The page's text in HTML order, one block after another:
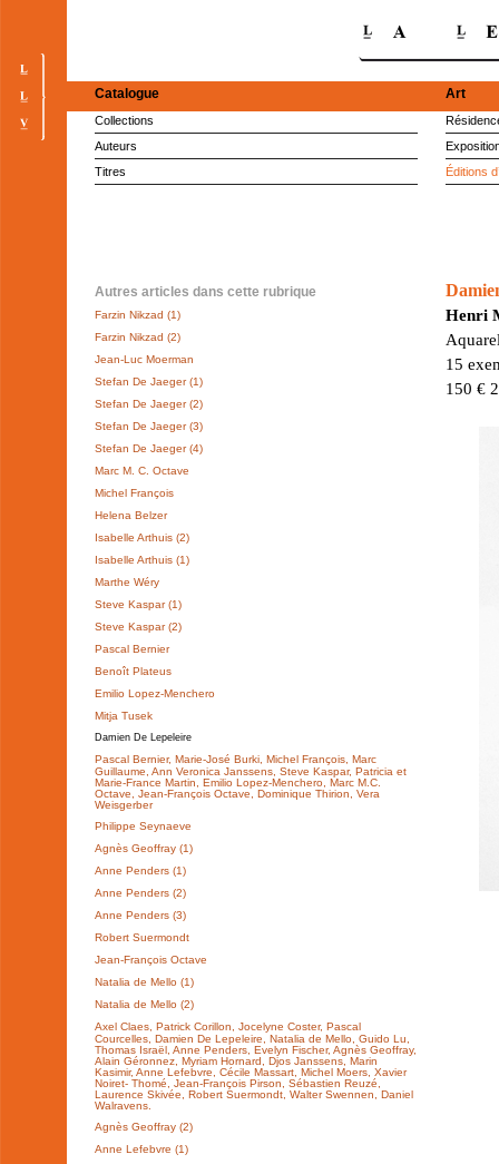
Catalogue
Collections
Auteurs
Titres
Art
Éditions
Autres articles dans cette rubrique
Farzin Nikzad (1)
Farzin Nikzad (2)
Jean-Luc Moerman
Stefan De Jaeger (1)
Stefan De Jaeger (2)
Stefan De Jaeger (3)
Stefan De Jaeger (4)
Marc M. C. Octave
Michel François
Helena Belzer
Isabelle Arthuis (2)
Isabelle Arthuis (1)
Marthe Wéry
Steve Kaspar (1)
Steve Kaspar (2)
Pascal Bernier
Benoît Plateus
Emilio Lopez-Menchero
Mitja Tusek
Damien De Lepeleire
Pascal Bernier, Marie-José Burki, Michel François, Marc
Guillaume, Ann Veronica Janssens, Steve Kaspar, Patricia et
Marie-France Martin, Emilio Lopez-Menchero, Marc M.C.
Octave, Jean-François Octave, Dominique Thirion, Vera
Weisgerber
Philippe Seynaeve
Agnès Geoffray (1)
Anne Penders (1)
Anne Penders (2)
Anne Penders (3)
Robert Suermondt
Jean-François Octave
Natalia de Mello (1)
Natalia de Mello (2)
Axel Claes, Patrick Corillon, Jocelyne Coster, Pascal
Courcelles, Damien De Lepeleire, Natalia de Mello, Guido Lu,
Thomas Israël, Anne Penders, Evelyn Fischer, Agnès Geoffray,
Alain Géronnez, Myriam Hornard, Djos Janssens, Marin
Kasimir, Anne Lefebvre, Cécile Massart, Michel Moers, Xavier
Noiret- Thomé, Jean-François Pirson, Sébastien Reuzé,
Laurence Skivée, Robert Suermondt, Walter Swennen, Daniel
Walravens.
Agnès Geoffray (2)
Anne Lefebvre (1)
Henri
15
150 €